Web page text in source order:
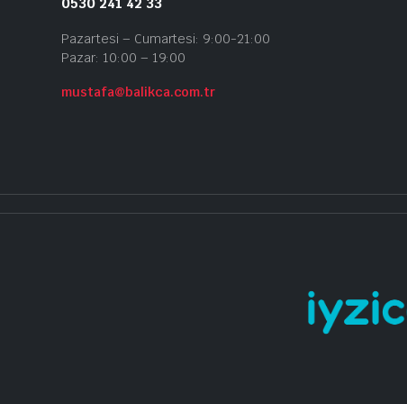
Pazartesi – Cumartesi: 9:00-21:00
Pazar: 10:00 – 19:00
mustafa@balikca.com.tr